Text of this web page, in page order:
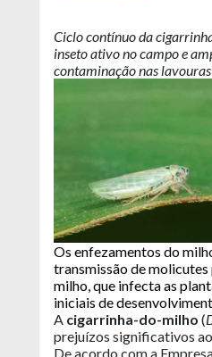
Ciclo contínuo da
inseto ativo no campo e
contaminação nas
Os enfezamentos do
transmissão de
milho, que infecta as
iniciais de
A cigarrinha-do-milho (
prejuízos significativos
De acordo com a